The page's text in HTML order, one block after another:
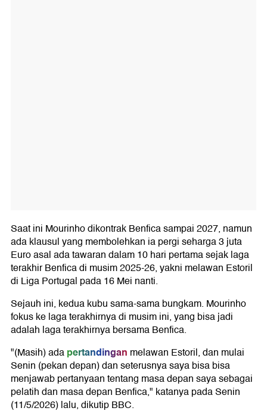
Saat ini Mourinho dikontrak Benfica sampai 2027, namun
ada klausul yang membolehkan ia pergi seharga 3 juta
Euro asal ada tawaran dalam 10 hari pertama sejak laga
terakhir Benfica di musim 2025-26, yakni melawan Estoril
di Liga Portugal pada 16 Mei nanti.
Sejauh ini, kedua kubu sama-sama bungkam. Mourinho
fokus ke laga terakhirnya di musim ini, yang bisa jadi
adalah laga terakhirnya bersama Benfica.
"(Masih) adapertandingan melawan Estoril, dan mulai
Senin (pekan depan) dan seterusnya saya bisa bisa
menjawab pertanyaan tentang masa depan saya sebagai
pelatih dan masa depan Benfica," katanya pada Senin
(11/5/2026) lalu, dikutip BBC.